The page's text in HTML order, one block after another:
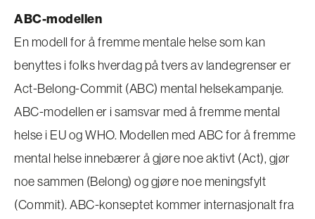
ABC-modellen
En modell for å fremme mentale helse som kan
benyttes i folks hverdag på tvers av landegrenser er
Act-Belong-Commit (ABC) mental helsekampanje.
ABC-modellen er i samsvar med å fremme mental
helse i EU og WHO. Modellen med ABC for å fremme
mental helse innebærer å gjøre noe aktivt (Act), gjør
noe sammen (Belong) og gjøre noe meningsfylt
(Commit). ABC-konseptet kommer internasjonalt fra